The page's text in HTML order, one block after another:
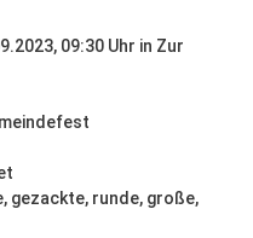
09:30 Uhr in Zur
gezackte, runde, große,